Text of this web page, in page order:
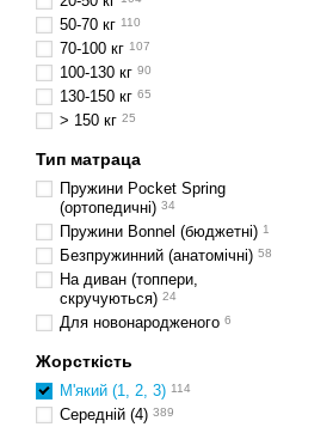
50-70 кг 110
70-100 кг 107
100-130 кг 90
130-150 кг 65
> 150 кг 25
Тип матраца
Пружини Pocket Spring
(ортопедичні) 34
Пружини Bonnel (бюджетні) 1
Безпружинний (анатомічні) 58
На диван (топпери,
скручуються) 24
Для новонародженого 6
Жорсткість
М'який (1, 2, 3) 114
Середній (4) 389